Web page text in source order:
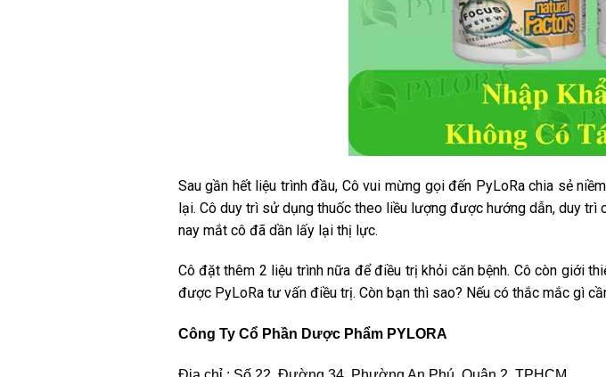
Sau gần hết liệu trình đầu, Cô vui mừng gọi đến PyLoRa chia sẻ
lại. Cô duy trì sử dụng thuốc theo liều lượng được hướng dẫn, duy
nay mắt cô đã dần lấy lại thị lực.
Cô đặt thêm 2 liệu trình nữa để điều trị khỏi căn bệnh. Cô còn giới
được PyLoRa tư vấn điều trị. Còn bạn thì sao? Nếu có thắc mắc gì
Công Ty Cổ Phần Dược Phẩm PYLORA